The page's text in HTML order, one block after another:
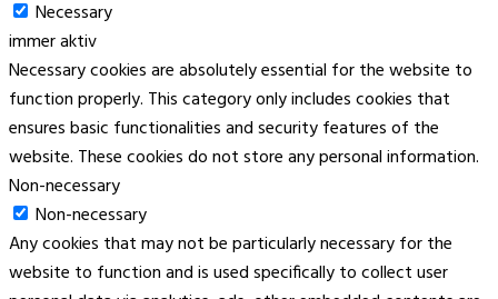
Necessary
immer aktiv
Necessary cookies are absolutely essential for the website to
function properly. This category only includes cookies that
ensures basic functionalities and security features of the
website. These cookies do not store any personal information.
Non-necessary
Non-necessary
Any cookies that may not be particularly necessary for the
website to function and is used specifically to collect user